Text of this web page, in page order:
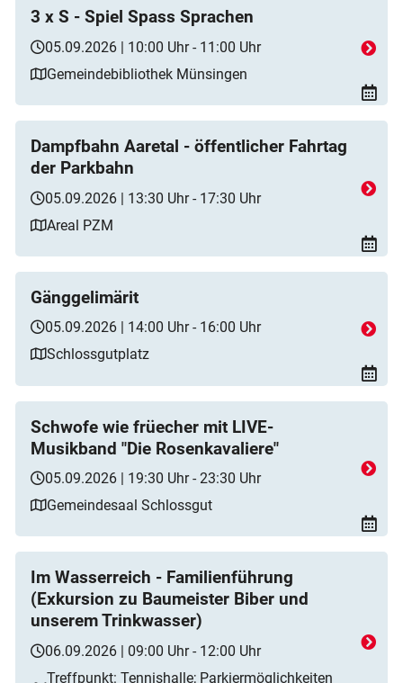
3 x S - Spiel Spass Sprachen
05.09.2026 | 10:00 Uhr - 11:00 Uhr
Gemeindebibliothek Münsingen
Dampfbahn Aaretal - öffentlicher Fahrtag
der Parkbahn
05.09.2026 | 13:30 Uhr - 17:30 Uhr
Areal PZM
Gänggelimärit
05.09.2026 | 14:00 Uhr - 16:00 Uhr
Schlossgutplatz
Schwofe wie früecher mit LIVE-
Musikband "Die Rosenkavaliere"
05.09.2026 | 19:30 Uhr - 23:30 Uhr
Gemeindesaal Schlossgut
Im Wasserreich - Familienführung
(Exkursion zu Baumeister Biber und
unserem Trinkwasser)
06.09.2026 | 09:00 Uhr - 12:00 Uhr
Treffpunkt: Tennishalle; Parkiermöglichkeiten